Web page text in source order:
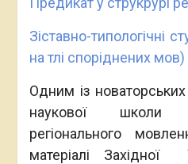
Зіставно-типологічні
на тлі споріднених мов)
Одним із новаторських
наукової школи
регіонального
матеріалі Західної